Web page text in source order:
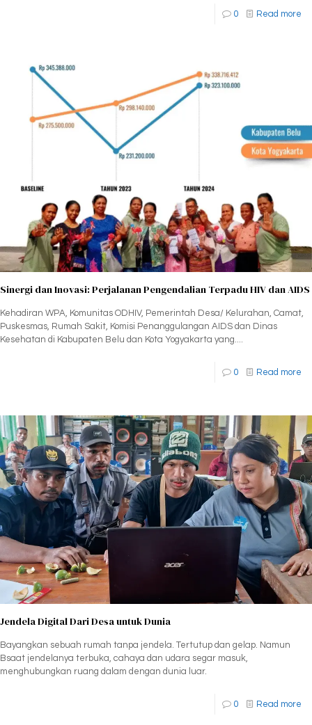
0 Read more
Sinergi dan Inovasi: Perjalanan Pengendalian Terpadu HIV dan AIDS
Kehadiran WPA, Komunitas ODHIV, Pemerintah Desa/ Kelurahan, Camat,
Puskesmas, Rumah Sakit, Komisi Penanggulangan AIDS dan Dinas
Kesehatan di Kabupaten Belu dan Kota Yogyakarta yang....
0 Read more
Jendela Digital Dari Desa untuk Dunia
Bayangkan sebuah rumah tanpa jendela. Tertutup dan gelap. Namun
Bsaat jendelanya terbuka, cahaya dan udara segar masuk,
menghubungkan ruang dalam dengan dunia luar.
0 Read more